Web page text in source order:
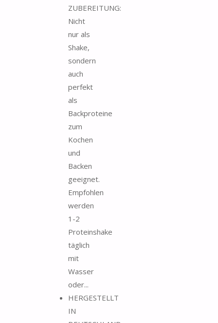
ZUBEREITUNG:
Nicht
nur als
Shake,
sondern
auch
perfekt
als
Backproteine
zum
Kochen
und
Backen
geeignet.
Empfohlen
werden
1-2
Proteinshake
täglich
mit
Wasser
oder...
HERGESTELLT
IN